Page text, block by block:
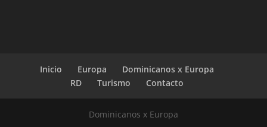
Inicio Europa
Dominicanos x Europa
RD
Turismo Contacto
Dominicanos x Europa